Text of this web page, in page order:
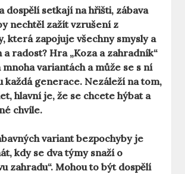
dospělí setkají na hřišti, zábava
nechtěl zažít vzrušení z
která zapojuje všechny smysly a
a radost? Hra „Koza a zahradník“
mnoha variantách a může se s ní
každá generace. Nezáleží na tom,
hlavní je, že se chcete hýbat a
chvíle.
variant bezpochyby je
kdy se dva týmy snaží o
zahradu“. Mohou to být dospělí